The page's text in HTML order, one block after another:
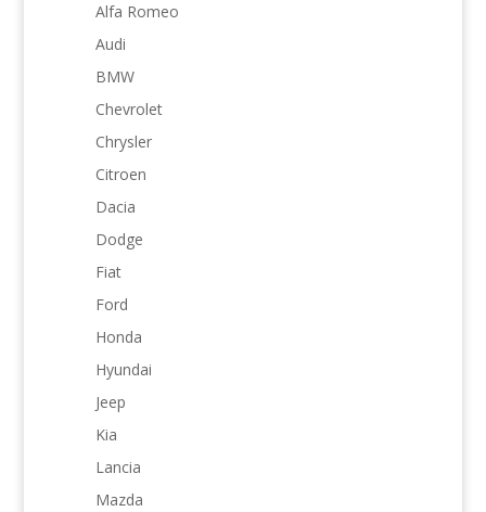
Alfa Romeo
Audi
BMW
Chevrolet
Chrysler
Citroen
Dacia
Dodge
Fiat
Ford
Honda
Hyundai
Jeep
Kia
Lancia
Mazda